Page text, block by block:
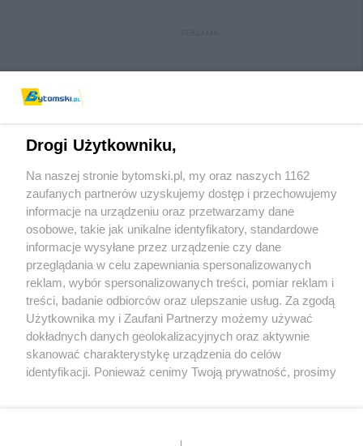
Wydawca mediów lokalnych
Nie zapomnij
zapoznać się z:
polityką prywatności regulamin korzystania z portali
Twojemiasto
Piekary Śląskie
Chorzów
Tarnowskie Góry
Skontaktuj sięz nami
Kontakt
Wydawca
Pogoda
Drogi Użytkowniku,
Na naszej stronie bytomski.pl, my oraz naszych 1162
zaufanych partnerów uzyskujemy dostęp i przechowujemy
informacje na urządzeniu oraz przetwarzamy dane
osobowe, takie jak unikalne identyfikatory, standardowe
informacje wysyłane przez urządzenie czy dane
przeglądania w celu zapewniania spersonalizowanych
reklam, wybór spersonalizowanych treści, pomiar reklam i
treści, badanie odbiorców oraz ulepszanie usług. Za zgodą
Użytkownika my i Zaufani Partnerzy możemy używać
dokładnych danych geolokalizacyjnych oraz aktywnie
skanować charakterystykę urządzenia do celów
identyfikacji. Ponieważ cenimy Twoją prywatność, prosimy
prywatności znajdujący się w lewym dolnym rogu strony